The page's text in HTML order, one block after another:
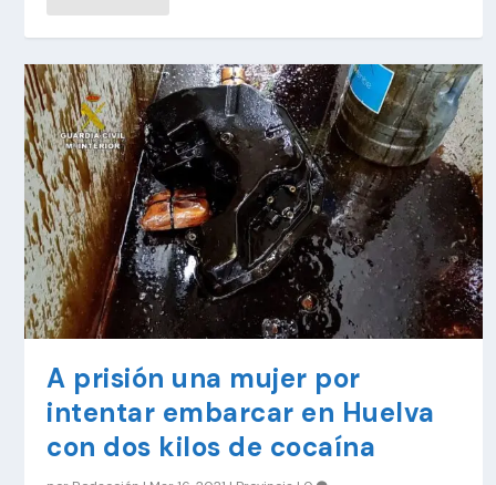
A prisión una mujer por
intentar embarcar en Huelva
con dos kilos de cocaína